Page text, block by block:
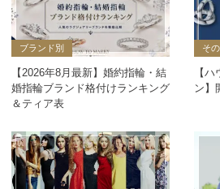
ブランド別
【2026年8月最新】婚約指輪・結
婚指輪ブランド格付けランキング
＆ティア表
そ
【
ン】